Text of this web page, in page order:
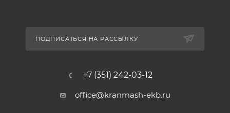
ПОДПИСАТЬСЯ НА РАССЫЛКУ
+7 (351) 242-03-12
office@kranmash-ekb.ru